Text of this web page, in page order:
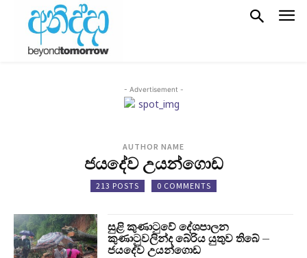
- Advertisement -
AUTHOR NAME
ජයදේව උයන්ගොඩ
213 POSTS 0 COMMENTS
සුළි කුණාටුවේ දේශපාලන
කුණාටුවලින්ද බේරිය යුතුව තිබේ –
ජයදේව උයන්ගොඩ